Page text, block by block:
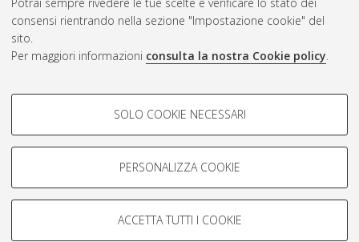
consensi rientrando nella sezione "Impostazione cookie" del
sito.
Per maggiori informazioni consulta la nostra Cookie policy.
COOKIE DI PROFILAZIONE -
Si tratta di cookie utilizzati per analizzare le caratteristiche della
navigazione degli utenti, creare profili in base al loro comportamento
Mostra cookie di profilazione
SOLO COOKIE NECESSARI
PERSONALIZZA COOKIE
ACCETTA TUTTI I COOKIE
ISSN: 2038-7946
Impostazioni Cookie
Informativa sulla privacy
Condizioni d’uso del sito